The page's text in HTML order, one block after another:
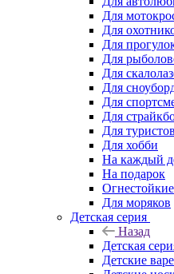
Для
Для
Для
Для
Для
Для
Для
Для
Для туристов
Для хобби
На каждый
На подарок
Огнестойкие
Для моряков
Детская серия
Назад
Детская
Детские